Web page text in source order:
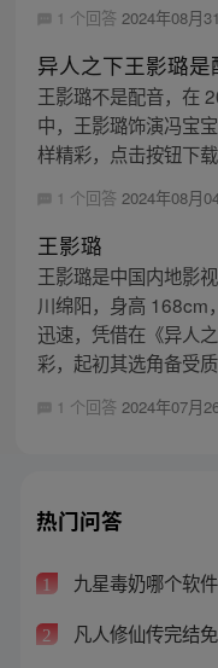
1 个回答 2024年08月
异人之下王影璐是
王影璐不是配音，在
中，王影璐饰演冯宝
样精彩，点击按钮下
1 个回答 2024年08月
王影璐
王影璐是中国内地影
川绵阳，身高 168cm
迅速，凭借在《异人
彩，起初其选角备受
1 个回答 2024年07月
热门问答
1 九星毒奶哪个软
2 凡人修仙传完结